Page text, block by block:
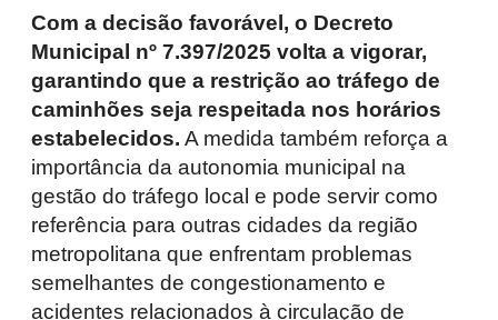
Com a decisão favorável, o Decreto
Municipal nº 7.397/2025 volta a vigorar,
garantindo que a restrição ao tráfego de
caminhões seja respeitada nos horários
estabelecidos. A medida também reforça a
importância da autonomia municipal na
gestão do tráfego local e pode servir como
referência para outras cidades da região
metropolitana que enfrentam problemas
semelhantes de congestionamento e
acidentes relacionados à circulação de